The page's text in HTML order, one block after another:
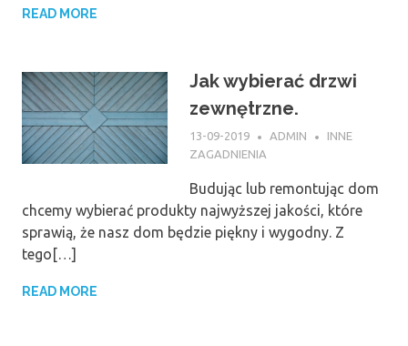
READ MORE
Jak wybierać drzwi
zewnętrzne.
13-09-2019 ADMIN
INNE
ZAGADNIENIA
Budując lub remontując dom
chcemy wybierać produkty najwyższej jakości, które
sprawią, że nasz dom będzie piękny i wygodny. Z
tego[…]
READ MORE